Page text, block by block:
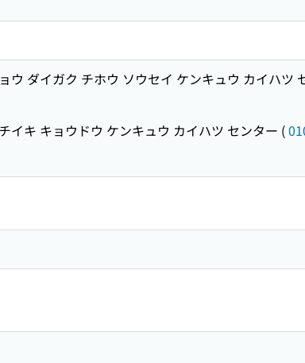
ウ ダイガク チホウ ソウセイ ケンキュウ カイハツ
イキ キョウドウ ケンキュウ カイハツ センター (